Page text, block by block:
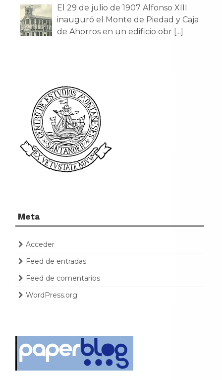
El 29 de julio de 1907 Alfonso XIII
inauguró el Monte de Piedad y Caja
de Ahorros en un edificio obr [...]
Meta
Acceder
Feed de entradas
Feed de comentarios
WordPress.org